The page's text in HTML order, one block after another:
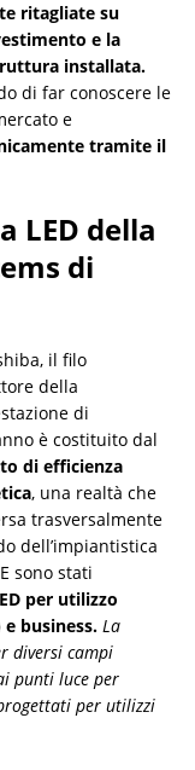
ritagliate su
e la
installata.
di far conoscere le
e
tramite il
LED della
di
il filo
della
di
è costituito dal
di efficienza
, una realtà che
trasversalmente
dell’impiantistica
sono stati
per utilizzo
business. La
diversi campi
punti luce per
per utilizzi